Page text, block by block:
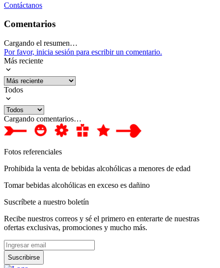
Contáctanos
Comentarios
Cargando el resumen…
Por favor, inicia sesión para escribir un comentario.
Más reciente
Todos
Cargando comentarios…
Fotos referenciales
Prohibida la venta de bebidas alcohólicas a menores de edad
Tomar bebidas alcohólicas en exceso es dañino
Suscríbete a nuestro boletín
Recibe nuestros correos y sé el primero en enterarte de nuestras
ofertas exclusivas, promociones y mucho más.
Suscribirse